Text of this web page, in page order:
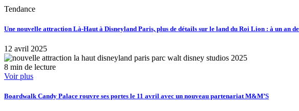
Tendance
Une nouvelle attraction Là-Haut à Disneyland Paris, plus de détails sur le land du Roi Lion : à un an
12 avril 2025
8 min de lecture
Voir plus
Boardwalk Candy Palace rouvre ses portes le 11 avril avec un nouveau partenariat M&M’S